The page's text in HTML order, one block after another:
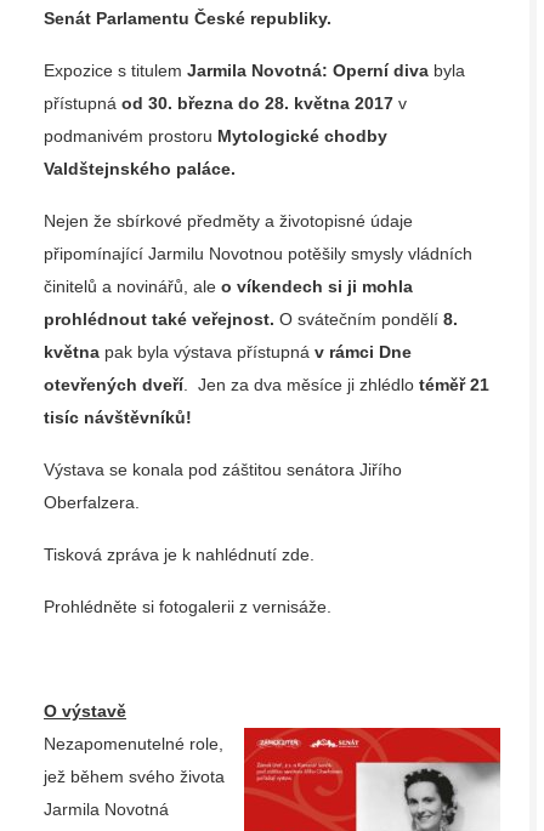
Senát Parlamentu České republiky.
Expozice s titulem Jarmila Novotná: Operní diva byla
přístupná od 30. března do 28. května 2017 v
podmanivém prostoru Mytologické chodby
Valdštejnského paláce.
Nejen že sbírkové předměty a životopisné údaje
připomínající Jarmilu Novotnou potěšily smysly vládních
činitelů a novinářů, ale o víkendech si ji mohla
prohlédnout také veřejnost. O svátečním pondělí 8.
května pak byla výstava přístupná v rámci Dne
otevřených dveří. Jen za dva měsíce ji zhlédlo téměř 21
tisíc návštěvníků!
Výstava se konala pod záštitou senátora Jiřího
Oberfalzera.
Tisková zpráva je k nahlédnutí zde
Prohlédněte si fotogalerii z vernisáže.
O výstavě
Nezapomenutelné role,
jež během svého života
Jarmila Novotná